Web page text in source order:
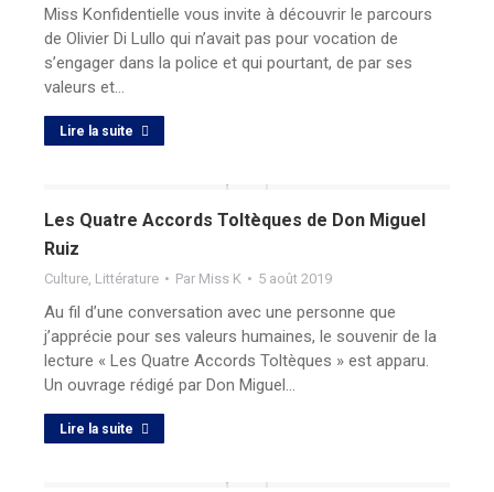
Miss Konfidentielle vous invite à découvrir le parcours
de Olivier Di Lullo qui n’avait pas pour vocation de
s’engager dans la police et qui pourtant, de par ses
valeurs et…
Lire la suite
Les Quatre Accords Toltèques de Don Miguel
Ruiz
Culture, Littérature Par Miss K 5 août 2019
Au fil d’une conversation avec une personne que
j’apprécie pour ses valeurs humaines, le souvenir de la
lecture « Les Quatre Accords Toltèques » est apparu.
Un ouvrage rédigé par Don Miguel…
Lire la suite